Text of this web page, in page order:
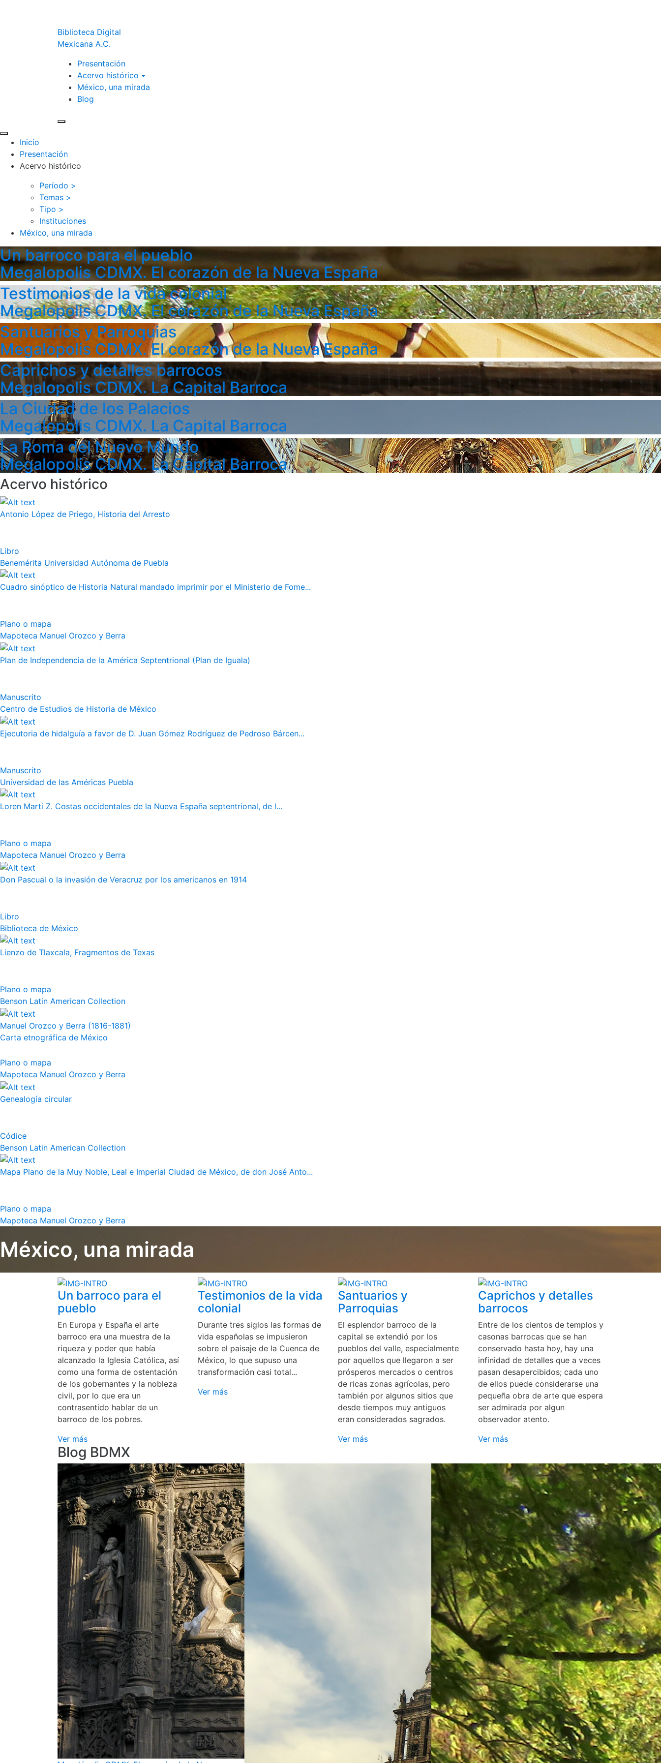
Biblioteca Digital
Mexicana A.C.
Presentación
Acervo histórico
México, una mirada
Blog
Inicio
Presentación
Acervo histórico
Período >
Temas >
Tipo >
Instituciones
México, una mirada
Un barroco para el pueblo
Megalopolis CDMX. El corazón de la Nueva España
Testimonios de la vida colonial
Megalopolis CDMX. El corazón de la Nueva España
Santuarios y Parroquias
Megalopolis CDMX. El corazón de la Nueva España
Caprichos y detalles barrocos
Megalopolis CDMX. La Capital Barroca
La Ciudad de los Palacios
Megalopolis CDMX. La Capital Barroca
La Roma del Nuevo Mundo
Megalopolis CDMX. La Capital Barroca
Acervo histórico
Antonio López de Priego, Historia del Arresto
Libro
Benemérita Universidad Autónoma de Puebla
Cuadro sinóptico de Historia Natural mandado imprimir por el Ministerio de Fome...
Plano o mapa
Mapoteca Manuel Orozco y Berra
Plan de Independencia de la América Septentrional (Plan de Iguala)
Manuscrito
Centro de Estudios de Historia de México
Ejecutoria de hidalguía a favor de D. Juan Gómez Rodríguez de Pedroso Bárcen...
Manuscrito
Universidad de las Américas Puebla
Loren Marti Z. Costas occidentales de la Nueva España septentrional, de l...
Plano o mapa
Mapoteca Manuel Orozco y Berra
Don Pascual o la invasión de Veracruz por los americanos en 1914
Libro
Biblioteca de México
Lienzo de Tlaxcala, Fragmentos de Texas
Plano o mapa
Benson Latin American Collection
Manuel Orozco y Berra (1816-1881)
Carta etnográfica de México
Plano o mapa
Mapoteca Manuel Orozco y Berra
Genealogía circular
Códice
Benson Latin American Collection
Mapa Plano de la Muy Noble, Leal e Imperial Ciudad de México, de don José Anto...
Plano o mapa
Mapoteca Manuel Orozco y Berra
México, una mirada
Un barroco para el
pueblo
En Europa y España el arte
barroco era una muestra de la
riqueza y poder que había
alcanzado la Iglesia Católica, así
como una forma de ostentación
de los gobernantes y la nobleza
civil, por lo que era un
contrasentido hablar de un
barroco de los pobres.
Ver más
Testimonios de la vida
colonial
Durante tres siglos las formas de
vida españolas se impusieron
sobre el paisaje de la Cuenca de
México, lo que supuso una
transformación casi total...
Ver más
Santuarios y
Parroquias
El esplendor barroco de la
capital se extendió por los
pueblos del valle, especialmente
por aquellos que llegaron a ser
prósperos mercados o centros
de ricas zonas agrícolas, pero
también por algunos sitios que
desde tiempos muy antiguos
eran considerados sagrados.
Ver más
Caprichos y detalles
barrocos
Entre de los cientos de templos y
casonas barrocas que se han
conservado hasta hoy, hay una
infinidad de detalles que a veces
pasan desapercibidos; cada uno
de ellos puede considerarse una
pequeña obra de arte que espera
ser admirada por algun
observador atento.
Ver más
Blog BDMX